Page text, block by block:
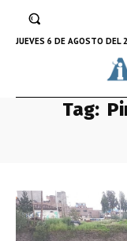
JUEVES 6 DE AGOSTO DEL
Tag: